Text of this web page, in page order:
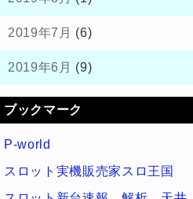
2019年7月 (6)
2019年6月 (9)
ブックマーク
P-world
スロット実機販売家スロ王国